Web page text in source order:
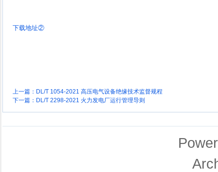
下载地址②
上一篇： DL/T 1054-2021 高压电气设备绝缘技术监督规程
下一篇： DL/T 2298-2021 火力发电厂运行管理导则